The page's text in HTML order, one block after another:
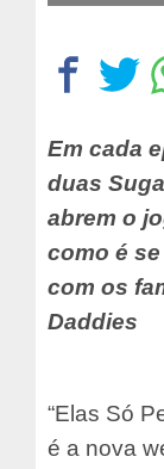
Em cada
duas
abrem o
como é
com os
Daddies
“Elas Só
é a nova